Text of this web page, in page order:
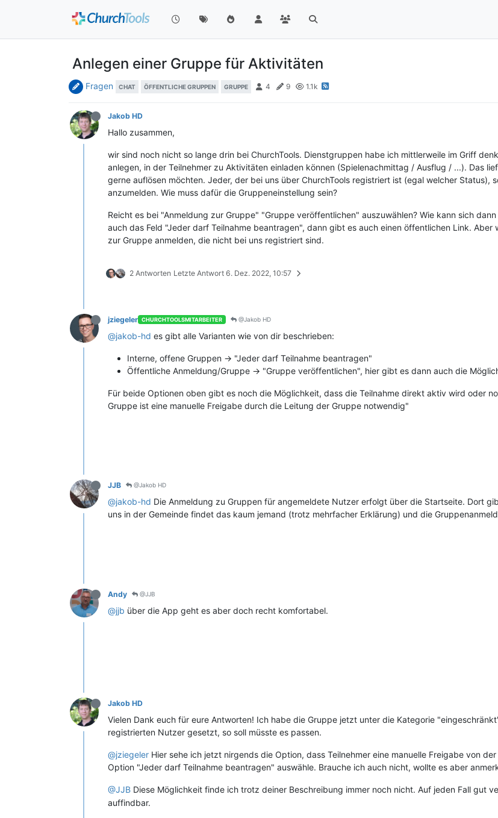
Anlegen einer Gruppe für Aktivitäten
Fragen CHAT ÖFFENTLICHE GRUPPEN GRUPPE 4 9 1.1k
Jakob HD
Hallo zusammen,
wir sind noch nicht so lange drin bei ChurchTools. Dienstgruppen habe ich mittlerweile im Griff
anlegen, in der Teilnehmer zu Aktivitäten einladen können (Spielenachmittag / Ausflug / ...). Das
gerne auflösen möchten. Jeder, der bei uns über ChurchTools registriert ist (egal welcher
anzumelden. Wie muss dafür die Gruppeneinstellung sein?
Reicht es bei "Anmeldung zur Gruppe" "Gruppe veröffentlichen" auszuwählen? Wie kann sich
auch das Feld "Jeder darf Teilnahme beantragen", dann gibt es auch einen öffentlichen Link.
zur Gruppe anmelden, die nicht bei uns registriert sind.
2 Antworten Letzte Antwort 6. Dez. 2022, 10:57
jziegeler CHURCHTOOLSMITARBEITER @Jakob HD
@jakob-hd es gibt alle Varianten wie von dir beschrieben:
Interne, offene Gruppen -> "Jeder darf Teilnahme beantragen"
Öffentliche Anmeldung/Gruppe -> "Gruppe veröffentlichen", hier gibt es dann auch die
Für beide Optionen oben gibt es noch die Möglichkeit, dass die Teilnahme direkt aktiv wird oder
Gruppe ist eine manuelle Freigabe durch die Leitung der Gruppe notwendig"
JJB @Jakob HD
@jakob-hd Die Anmeldung zu Gruppen für angemeldete Nutzer erfolgt über die Startseite. Dort
uns in der Gemeinde findet das kaum jemand (trotz mehrfacher Erklärung) und die
Andy @JJB
@jjb über die App geht es aber doch recht komfortabel.
Jakob HD
Vielen Dank euch für eure Antworten! Ich habe die Gruppe jetzt unter die Kategorie
registrierten Nutzer gesetzt, so soll müsste es passen.
@jziegeler Hier sehe ich jetzt nirgends die Option, dass Teilnehmer eine manuelle Freigabe von
Option "Jeder darf Teilnahme beantragen" auswähle. Brauche ich auch nicht, wollte es aber
@JJB Diese Möglichkeit finde ich trotz deiner Beschreibung immer noch nicht. Auf jeden Fall gut
auffindbar.